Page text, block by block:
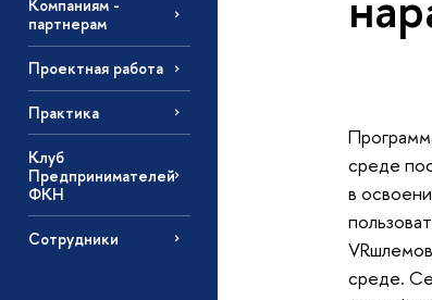
Компаниям -
партнерам
Проектная работа
Практика
Клуб
Предпринимателей
ФКН
Сотрудники
среде
в
среде.